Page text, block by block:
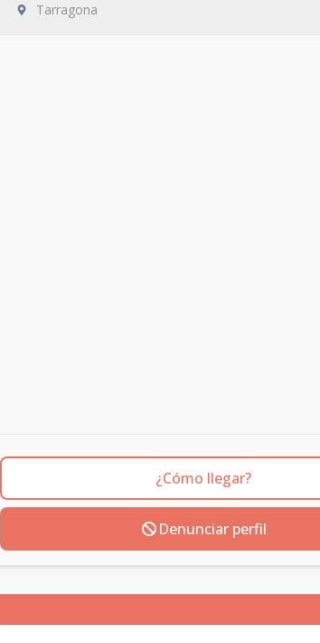
Tarragona
¿Cómo llegar?
Denunciar perfil